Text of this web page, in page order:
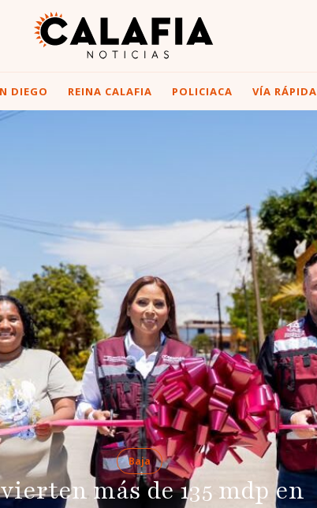
DIEGO REINA CALAFIA POLICIACA VÍA RÁPIDA
Baja
más de 135 mdp en